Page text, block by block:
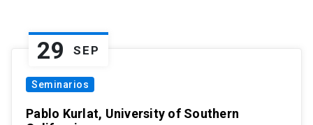
29 SEP
Seminarios
Pablo Kurlat, University of Southern